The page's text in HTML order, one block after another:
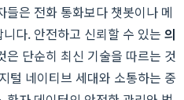
은 전화 통화보다 챗봇이나 메
다. 안전하고 신뢰할 수 있는 의
은 단순히 최신 기술을 따르는 것
털 네이티브 세대와 소통하는 중